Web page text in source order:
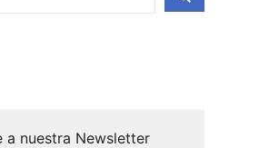
a nuestra Newsletter